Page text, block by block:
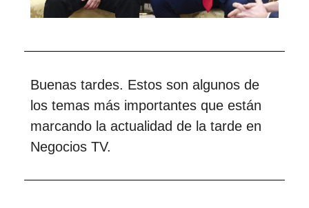
Buenas tardes. Estos son algunos de
los temas más importantes que están
marcando la actualidad de la tarde en
Negocios TV.